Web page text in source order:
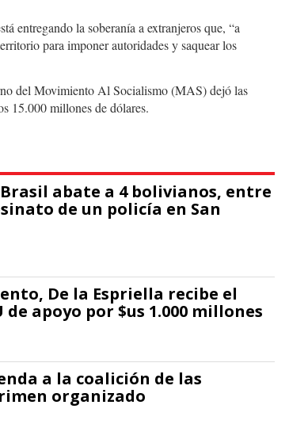
entregando la soberanía a extranjeros que, “a
para imponer autoridades y saquear los
del Movimiento Al Socialismo (MAS) dejó las
15.000 millones de dólares.
abate a 4 bolivianos, entre
de un policía en San
De la Espriella recibe el
de apoyo por $us 1.000 millones
a la coalición de las
organizado